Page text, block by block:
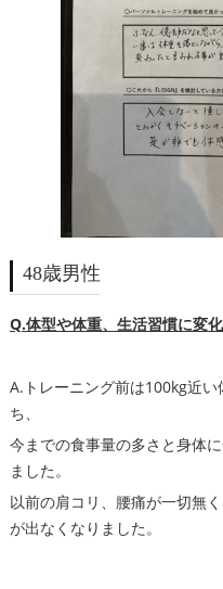
48歳男性
Q.体型や体重、生活習慣に変
A.トレーニング前は100kg近
ち、
今までの食事量の多さと身体
ました。
以前の肩コリ、腰痛が一切無
が出なくなりました。